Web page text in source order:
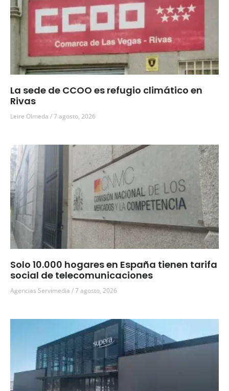
La sede de CCOO es refugio climático en
Rivas
Leire Olmeda 7 agosto, 2026
Solo 10.000 hogares en España tienen tarifa
social de telecomunicaciones
Agencias Servimedia 7 agosto, 2026